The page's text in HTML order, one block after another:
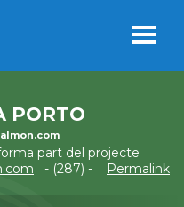
PORTO
part del projecte
- (287) -
Permalink